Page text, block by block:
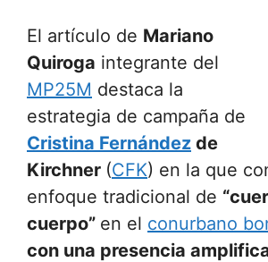
El artículo de Mariano
Quiroga integrante del
MP25M destaca la
estrategia de campaña de
Cristina Fernández de
Kirchner (CFK) en la que
enfoque tradicional de
cuerpo” en el conurbano
con una presencia